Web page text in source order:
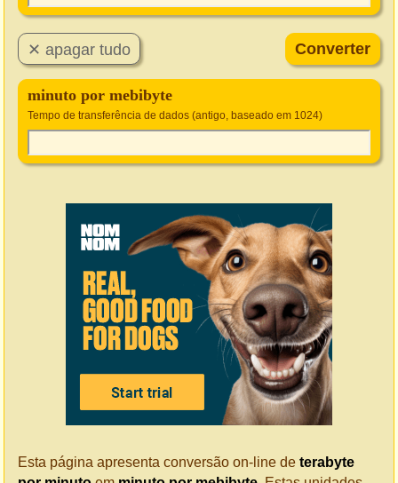
minuto por mebibyte
Tempo de transferência de dados (antigo, baseado em 1024)
Esta página apresenta conversão on-line de terabyte